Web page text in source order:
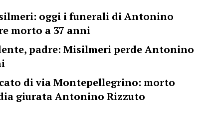
oggi i funerali di Antonino
morto a 37 anni
padre: Misilmeri perde Antonino
di via Montepellegrino: morto
giurata Antonino Rizzuto